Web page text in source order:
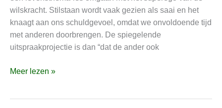
wilskracht. Stilstaan wordt vaak gezien als saai en het
knaagt aan ons schuldgevoel, omdat we onvoldoende tijd
met anderen doorbrengen. De spiegelende
uitspraakprojectie is dan “dat de ander ook
doorgegaan
wordt
de
burn-
Meer lezen »